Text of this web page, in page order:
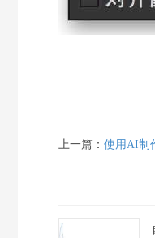
上一篇： 使用AI制